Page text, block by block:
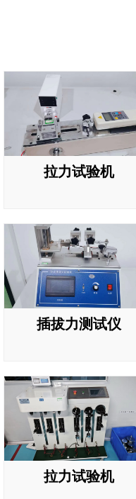
拉力试验机
插拔力测试仪
拉力试验机